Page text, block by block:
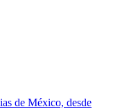
de México, desde